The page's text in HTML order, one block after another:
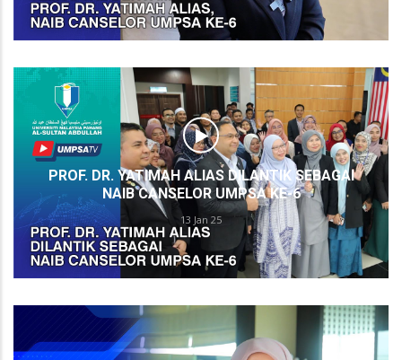
PROF. DR. YATIMAH ALIAS DILANTIK SEBAGAI
NAIB CANSELOR UMPSA KE-6
13 Jan 25